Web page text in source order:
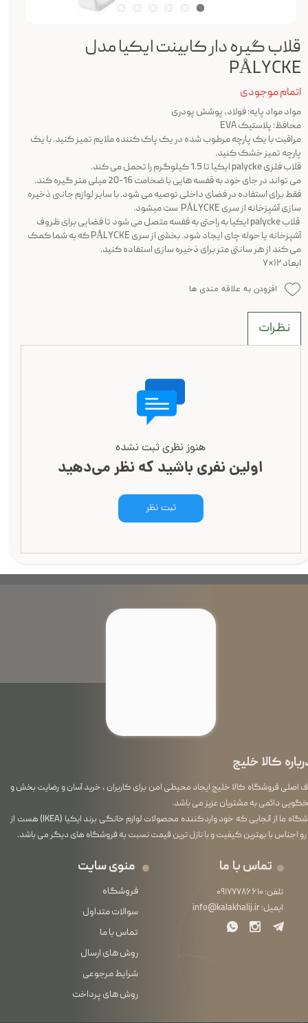
قلاب گیره دار کابینت ایکیا مدل
PÅLYCKE
اتمام موجودی
مواد مواد پایه: فولاد، پوشش پودری
محافظ: پلاستیک EVA
مراقبت با یک پارچه مرطوب شده در یک پاک کننده ملایم تمیز کنید. با یک
پارچه تمیز خشک کنید.
قلاب فلزی palycke ایکیا
تا 1.5 کیلوگرم را تحمل می کند.
می تواند در جای خود به قفسه هایی با ضخامت 16-20 میلی متر گیره کند.
فقط برای استفاده در فضای داخلی توصیه می شود. با سایر لوازم جانبی ذخیره
سازی آشپزخانه از سری PÅLYCKE ست میشود.
قلاب palycke ایکیا به راحتی به قفسه متصل می شود تا فضایی برای ظروف
آشپزخانه یا حوله چای ایجاد شود. بخشی از سری PÅLYCKE که به شما کمک
می کند از هر سانتی متر برای ذخیره سازی استفاده کنید.
ابعاد ۱۲*۷
افزودن به علاقه مندی ها
نظرات
هنوز نظری ثبت نشده
اولین نفری باشید که نظر می‌دهید
ثبت نظر
کالا خلیج
اصلی فروشگاه کالا خلیج ایجاد محیطی امن برای کاربران ، خرید آسان و رضایت بخش و
دائمی به مشتریان عزیز می باشد.
فروشگاه ما از آنجایی که خود واردکننده محصولات لوازم خانگی برند ایکیا (IKEA) هست از
رو اجناس با بهترین کیفیت و با نازل ترین قیمت نسبت به فروشگاه های دیگر می باشد.
منوی سایت
فروشگاه
سوالات متداول
تماس با ما
روش های ارسال
شرایط مرجوعی
روش های پرداخت
تماس با ما
تلفن: ۰۹۱۷۷۷۸۶۶۱۰
ایمیل:info@kalakhalij.ir